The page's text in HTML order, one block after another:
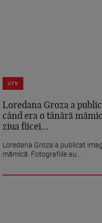
UTV
Loredana Groza a
când era o tânără
ziua fiicei...
Loredana Groza a publicat
mămică. Fotografiile au...